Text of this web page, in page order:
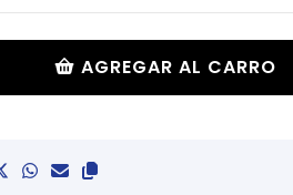
AGREGAR AL CARRO